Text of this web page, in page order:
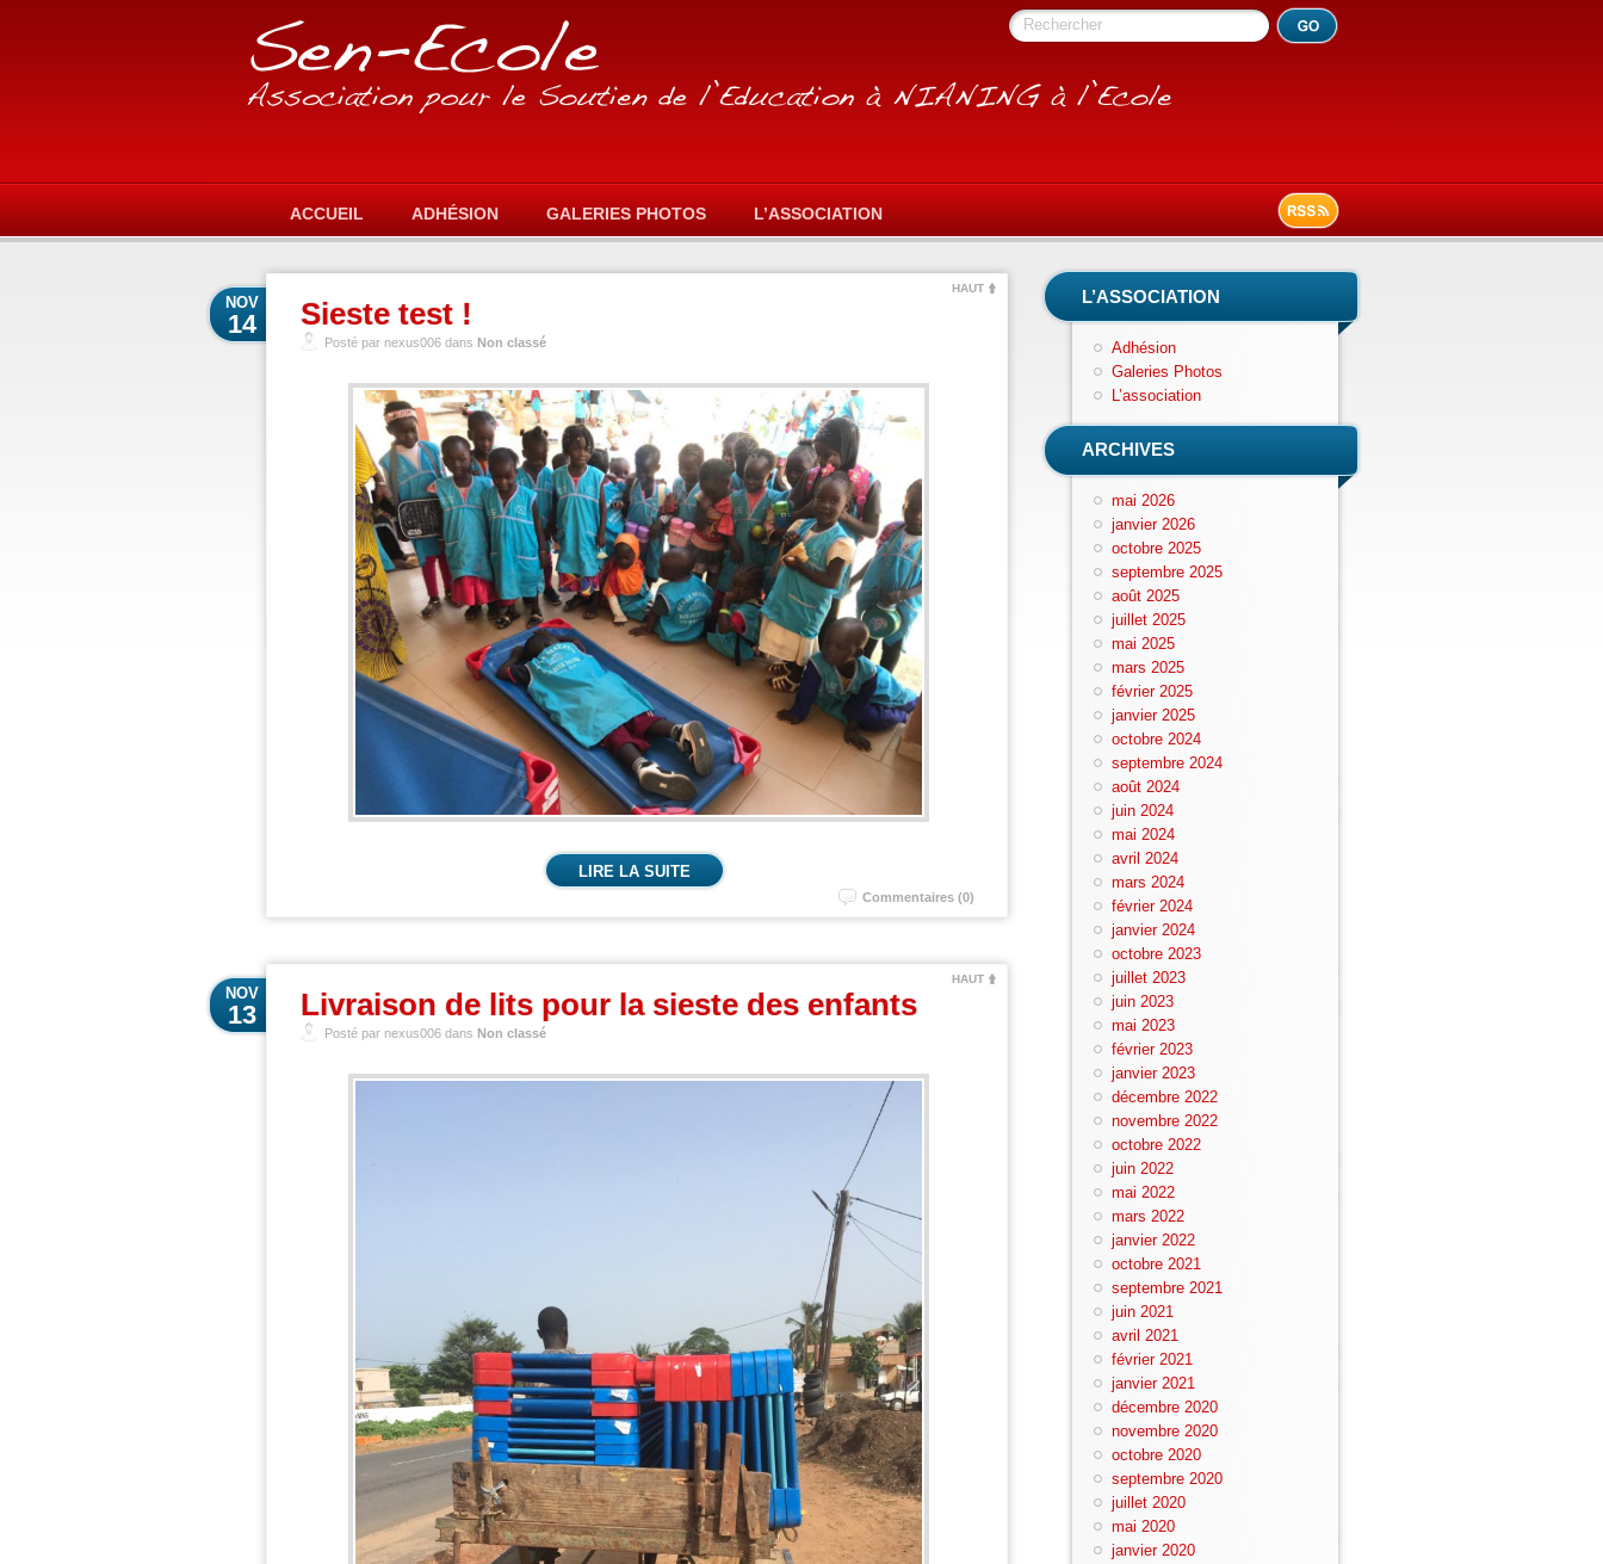
Rechercher
ACCUEIL ADHÉSION GALERIES PHOTOS L’ASSOCIATION
HAUT
Sieste test !
NOV
14
Posté par nexus006 dans Non classé
LIRE LA SUITE
Commentaires (0)
HAUT
Livraison de lits pour la sieste des enfants
NOV
13
Posté par nexus006 dans Non classé
L’ASSOCIATION
Adhésion
Galeries Photos
L’association
ARCHIVES
mai 2026
janvier 2026
octobre 2025
septembre 2025
août 2025
juillet 2025
mai 2025
mars 2025
février 2025
janvier 2025
octobre 2024
septembre 2024
août 2024
juin 2024
mai 2024
avril 2024
mars 2024
février 2024
janvier 2024
octobre 2023
juillet 2023
juin 2023
mai 2023
février 2023
janvier 2023
décembre 2022
novembre 2022
octobre 2022
juin 2022
mai 2022
mars 2022
janvier 2022
octobre 2021
septembre 2021
juin 2021
avril 2021
février 2021
janvier 2021
décembre 2020
novembre 2020
octobre 2020
septembre 2020
juillet 2020
mai 2020
janvier 2020